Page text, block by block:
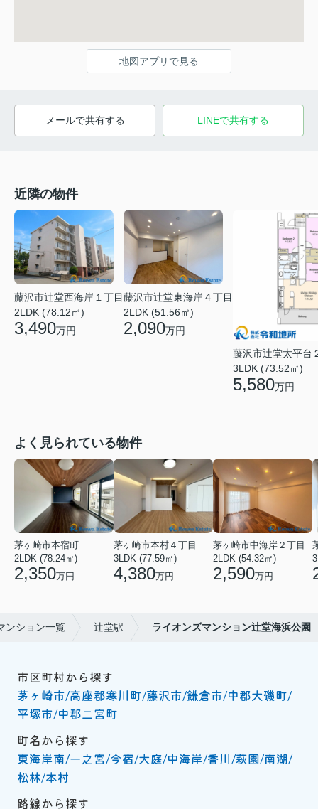
地図アプリで見る
メールで共有する LINEで共有する
近隣の物件
藤沢市辻堂西海岸１丁目
2LDK (78.12㎡)
3,490万円
藤沢市辻堂東海岸４丁目
2LDK (51.56㎡)
2,090万円
藤沢市辻堂太平台
3LDK (73.52㎡)
5,580万円
よく見られている物件
茅ヶ崎市本宿町
2LDK (78.24㎡)
2,350万円
茅ヶ崎市本村４丁目
3LDK (77.59㎡)
4,380万円
茅ヶ崎市中海岸２丁目
2LDK (54.32㎡)
2,590万円
ンション一覧 辻堂駅 ライオンズマンション辻堂海浜公園
市区町村から探す
茅ヶ崎市 高座郡寒川町 藤沢市 鎌倉市 中郡大磯町
平塚市 中郡二宮町
町名から探す
東海岸南 一之宮 今宿 大庭 中海岸 香川 萩園 南湖
松林 本村
路線から探す